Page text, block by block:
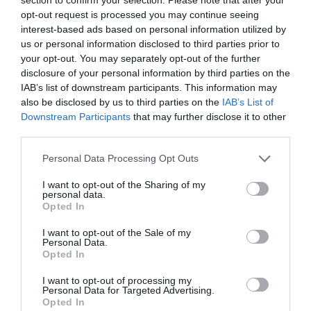
opt-out request is processed you may continue seeing
interest-based ads based on personal information utilized by
us or personal information disclosed to third parties prior to
your opt-out. You may separately opt-out of the further
disclosure of your personal information by third parties on the
IAB’s list of downstream participants. This information may
also be disclosed by us to third parties on the IAB’s List of
Downstream Participants that may further disclose it to other
Personal Data Processing Opt Outs
I want to opt-out of the Sharing of my
personal data.
Opted In
I want to opt-out of the Sale of my
Personal Data.
Opted In
I want to opt-out of processing my
Personal Data for Targeted Advertising.
Opted In
au câte 3 puncte.
Grupa E. În grupa E echipele detașate sunt Liverpool,
cu 9 puncte și Napoli cu 8 puncte. Aceste două
echipe au cele mai mari șanse, chiar dacă Salzburg
păstrează o mică speranță de a recupera cele 4
Conform previziunilor, Barcelona si
Dortmund ocupă primele poziții, cu 8, respectiv 7
puncte, fiind greu de imaginat că
puncte) sau Slavia Praga (2 puncte) pot prinde
vreunul din primele două locuri.
Grupa G. În mod oarecum surprinzător, RB Leipzig,
echipă fără experiență în UCL, se află pe primul loc,